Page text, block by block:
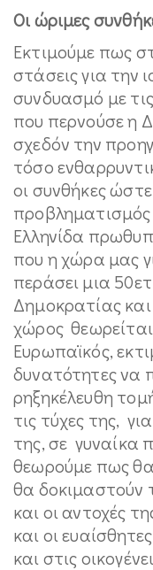
Οι ώριμες
Εκτιμούμε πως
στάσεις για την
συνδυασμό με
που περνούσε η
σχεδόν την
τόσο
οι συνθήκες
προβληματισμός
Ελληνίδα
που η χώρα μας
περάσει μια
Δημοκρατίας
χώρος
Ευρωπαϊκός,
δυνατότητες να
ρηξηκέλευθη
τις τύχες της,
της, σε γυναίκα
θεωρούμε πως θα
θα δοκιμαστούν
και οι αντοχές
και οι
και στις